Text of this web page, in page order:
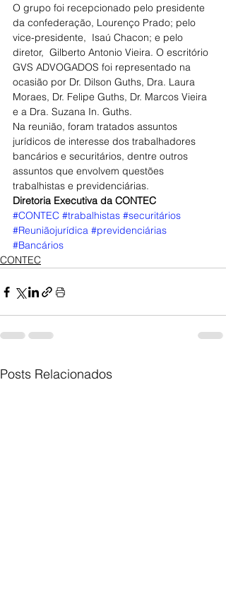
O grupo foi recepcionado pelo presidente
da confederação, Lourenço Prado; pelo
vice-presidente,  Isaú Chacon; e pelo
diretor,  Gilberto Antonio Vieira. O escritório
GVS ADVOGADOS foi representado na
ocasião por Dr. Dilson Guths, Dra. Laura
Moraes, Dr. Felipe Guths, Dr. Marcos Vieira
e a Dra. Suzana In. Guths.
Na reunião, foram tratados assuntos
jurídicos de interesse dos trabalhadores
bancários e securitários, dentre outros
assuntos que envolvem questões
trabalhistas e previdenciárias.
Diretoria Executiva da CONTEC
#CONTEC #trabalhistas #securitários
#Reuniãojurídica #previdenciárias
#Bancários
CONTEC
Posts Relacionados